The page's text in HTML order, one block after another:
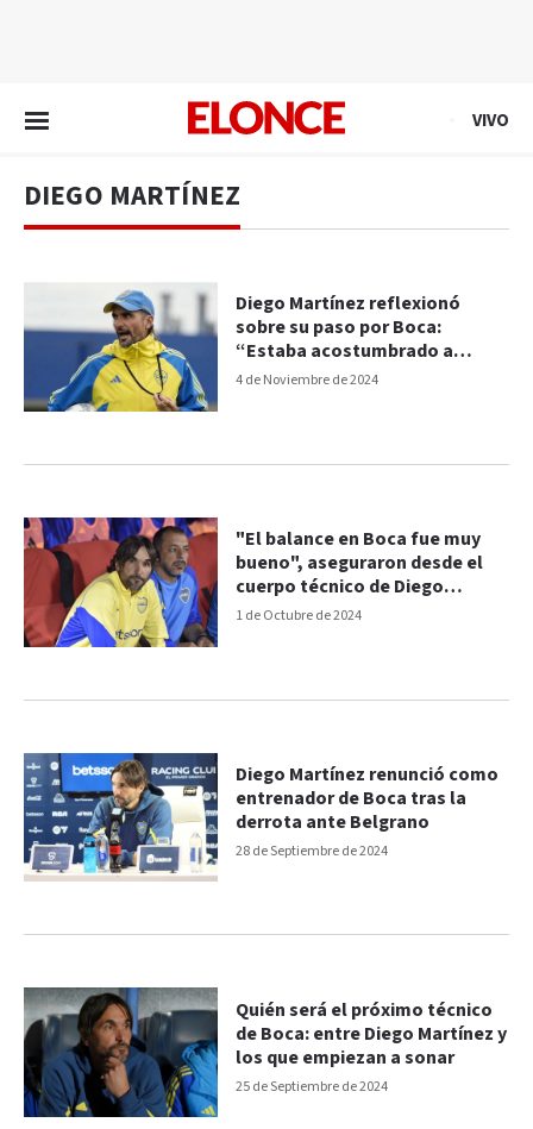
VIVO
DIEGO MARTÍNEZ
4 de Noviembre de 2024
Diego Martínez reflexionó
sobre su paso por Boca:
“Estaba acostumbrado a
participar más”
1 de Octubre de 2024
"El balance en Boca fue muy
bueno", aseguraron desde el
cuerpo técnico de Diego
Martínez
28 de Septiembre de 2024
Diego Martínez renunció como
entrenador de Boca tras la
derrota ante Belgrano
25 de Septiembre de 2024
Quién será el próximo técnico
de Boca: entre Diego Martínez y
los que empiezan a sonar